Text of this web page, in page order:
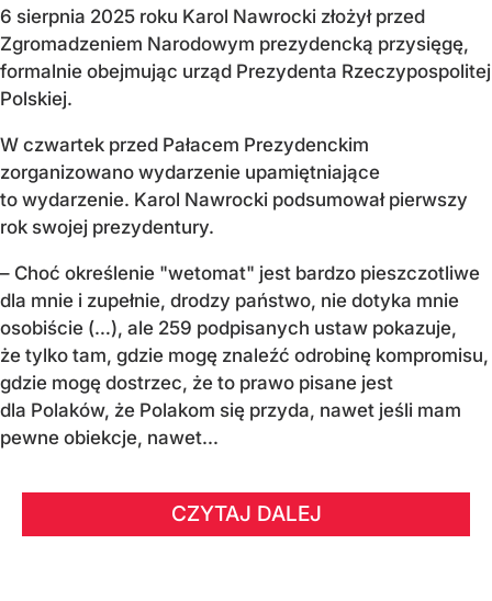
6 sierpnia 2025 roku Karol Nawrocki złożył przed
Zgromadzeniem Narodowym prezydencką przysięgę,
formalnie obejmując urząd Prezydenta Rzeczypospolitej
Polskiej.
W czwartek przed Pałacem Prezydenckim
zorganizowano wydarzenie upamiętniające
to wydarzenie. Karol Nawrocki podsumował pierwszy
rok swojej prezydentury.
– Choć określenie "wetomat" jest bardzo pieszczotliwe
dla mnie i zupełnie, drodzy państwo, nie dotyka mnie
osobiście (…), ale 259 podpisanych ustaw pokazuje,
że tylko tam, gdzie mogę znaleźć odrobinę kompromisu,
gdzie mogę dostrzec, że to prawo pisane jest
dla Polaków, że Polakom się przyda, nawet jeśli mam
pewne obiekcje, nawet...
CZYTAJ DALEJ